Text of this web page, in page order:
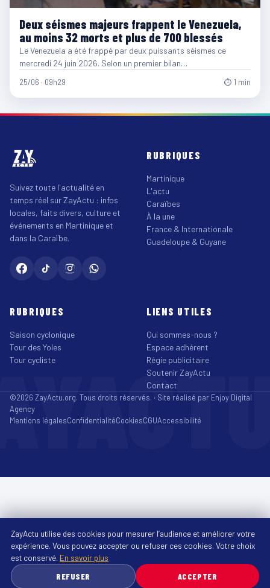
Deux séismes majeurs frappent le Venezuela,
au moins 32 morts et plus de 700 blessés
Le Venezuela a été frappé par deux puissants séismes ce
mercredi 24 juin 2026. Selon un premier bilan…
25/06 · 09h29 ⏱ 1 min
Suivez toute l'actualité en
temps réel sur ZayActu : infos
locales, faits divers, culture et
événements en Martinique et
dans la Caraïbe.
RUBRIQUES
Martinique
L'actu
Caraïbes
À la une
France & Internationale
Guadeloupe & Guyane
RUBRIQUES
Saison cyclonique
Tour des Yoles
Tour cycliste
LIENS UTILES
Qui sommes-nous ?
Espace adhérent
Régie publicitaire
Soutenir ZayActu
Contact
©2026 ZayActu.org. Tous droits réservés. · Site réalisé par Enjoy Digital
Agency
Mentions légalesConfidentialitéCookiesCGUAccessibilité
ZayActu utilise des cookies pour mesurer l’audience et améliorer votre
expérience. Vous pouvez accepter ou refuser ces cookies. Votre choix
est conservé. En savoir plus
REFUSER
ACCEPTER